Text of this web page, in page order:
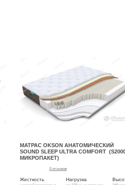
МАТРАС OKSON АНАТОМИЧЕСКИЙ
SOUND SLEEP ULTRA COMFORT
МИКРОПАКЕТ)
0 отзывов
Жесткость Нагрузка